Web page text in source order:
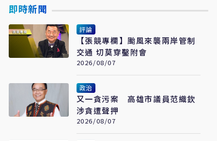
即時新聞
評論
【張競專欄】颱風來襲兩岸管制
交通 切莫穿鑿附會
2026/08/07
政治
又一貪污案 高雄市議員范織欽
涉貪遭聲押
2026/08/07